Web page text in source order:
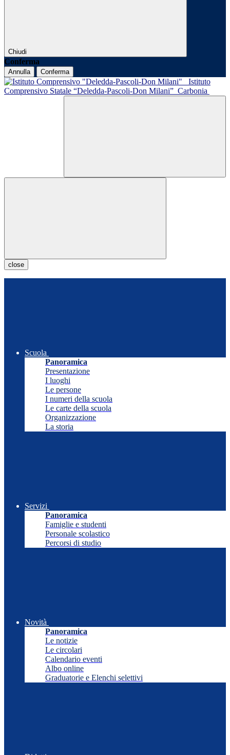
Chiudi
Conferma
Annulla Conferma
Istituto
Comprensivo Statale “Deledda-Pascoli-Don Milani” Carbonia
close
Scuola
Panoramica
Presentazione
I luoghi
Le persone
I numeri della scuola
Le carte della scuola
Organizzazione
La storia
Servizi
Panoramica
Famiglie e studenti
Personale scolastico
Percorsi di studio
Novità
Panoramica
Le notizie
Le circolari
Calendario eventi
Albo online
Graduatorie e Elenchi selettivi